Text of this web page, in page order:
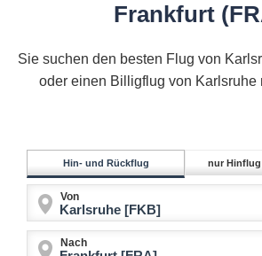
Frankfurt
Sie suchen den besten Flug von
oder einen Billigflug von Karlsruhe
Hin- und Rückflug nur Hinflug
Von
Nach